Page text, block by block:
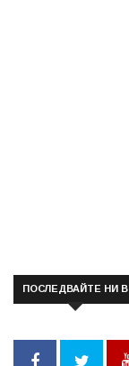
ПОСЛЕДВАЙТЕ НИ В